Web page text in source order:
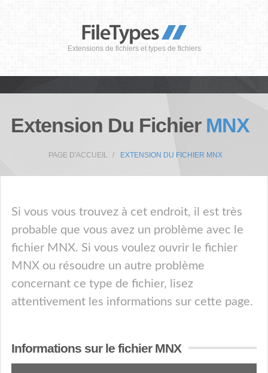
Extensions de fichiers et types de fichiers
Extension Du Fichier MNX
PAGE D'ACCUEIL EXTENSION DU FICHIER MNX
Si vous vous trouvez à cet endroit, il est très
probable que vous avez un problème avec le
fichier MNX. Si vous voulez ouvrir le fichier
MNX ou résoudre un autre problème
concernant ce type de fichier, lisez
attentivement les informations sur cette page.
Informations sur le fichier MNX